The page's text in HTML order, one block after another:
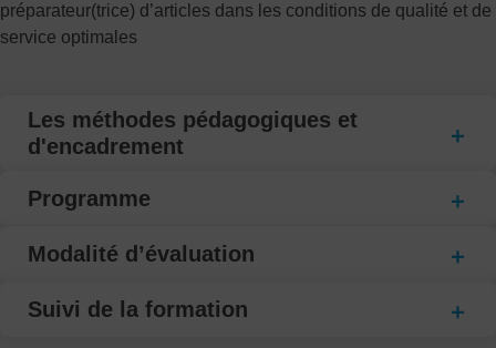
préparateur(trice) d’articles dans les conditions de qualité et de
service optimales
Les méthodes pédagogiques et
d'encadrement
Programme
Modalité d’évaluation
Suivi de la formation